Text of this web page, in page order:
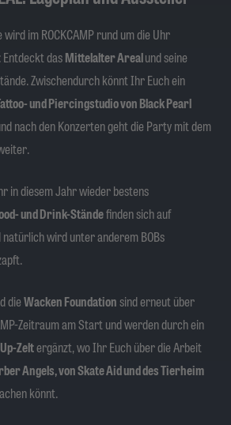
im ROCKCAMP rund um die Uhr
dasMittelalter Arealund seine
Zwischendurch könnt Ihr Euch ein
und Piercingstudio von Black Pearl
nach den Konzerten geht die Party mit dem
in diesem Jahr wieder bestens
und Drink-Ständefinden sich auf
natürlich wird unter anderem BOBs
dieWacken Foundationsind erneut über
Zeitraum am Start und werden durch ein
Zeltergänzt, wo Ihr Euch über die Arbeit
Angels, von Skate Aid und des Tierheim
könnt.